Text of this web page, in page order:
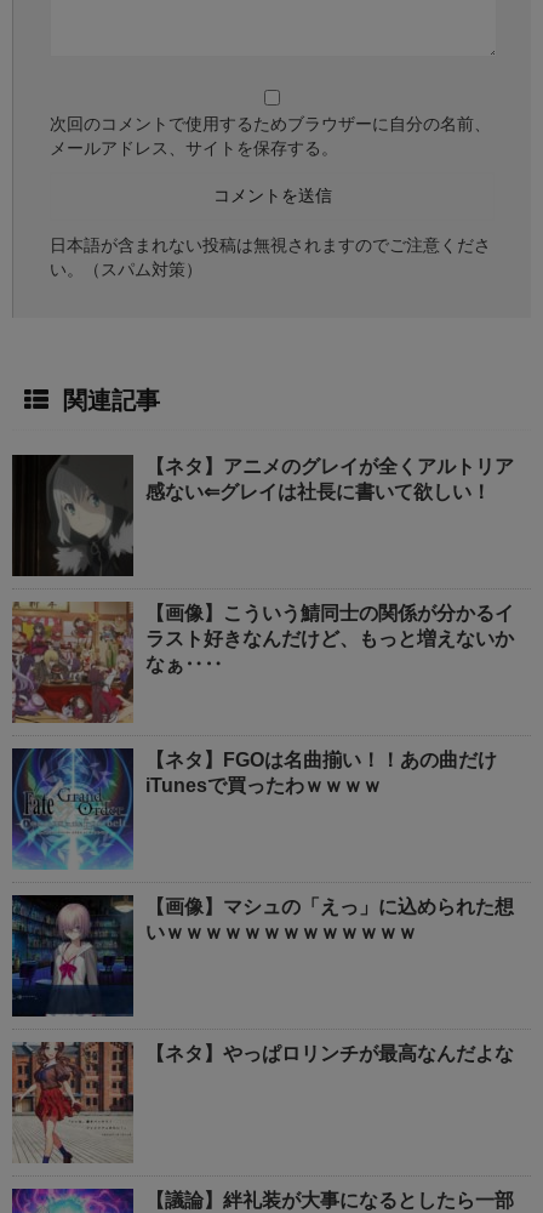
次回のコメントで使用するためブラウザーに自分の名前、
メールアドレス、サイトを保存する。
日本語が含まれない投稿は無視されますのでご注意くださ
い。（スパム対策）
関連記事
【ネタ】アニメのグレイが全くアルトリア
感ない⇐グレイは社長に書いて欲しい！
【画像】こういう鯖同士の関係が分かるイ
ラスト好きなんだけど、もっと増えないか
なぁ‥‥
【ネタ】FGOは名曲揃い！！あの曲だけ
iTunesで買ったわｗｗｗｗ
【画像】マシュの「えっ」に込められた想
いｗｗｗｗｗｗｗｗｗｗｗｗｗ
【ネタ】やっぱロリンチが最高なんだよな
【議論】絆礼装が大事になるとしたら一部